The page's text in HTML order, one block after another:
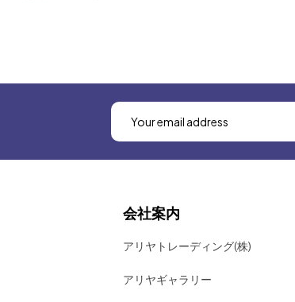
会社案内
アリヤトレーディング(株)
アリヤギャラリー